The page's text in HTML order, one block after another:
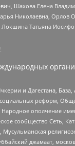
Шахова Елена
Николаевна,
Татьяна
и Дагестана,
реформ,
ополчение
сообщество
джамаат,